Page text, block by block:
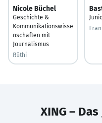
Nicole Büchel
Geschichte &
Kommunikationswisse
nschaften mit
Journalismus
Rüthi
XING –